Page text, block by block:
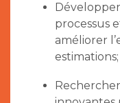
processus
améliorer
estimations;